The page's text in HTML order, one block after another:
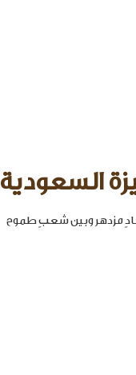
السعودية
مزدهر وبين شعبٍ طموح